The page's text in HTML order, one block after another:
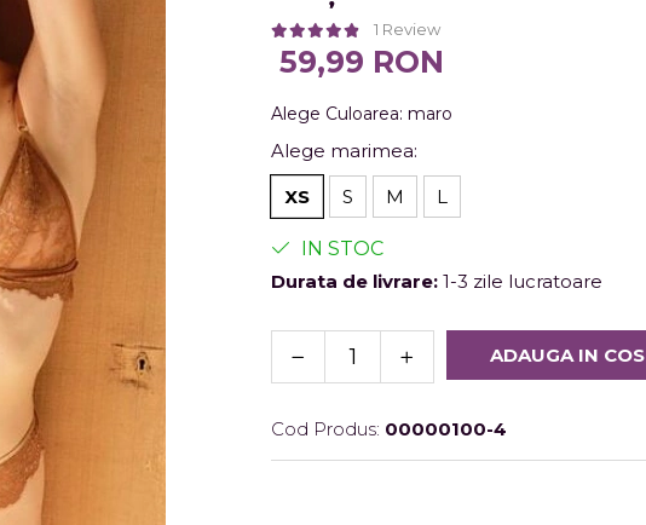
1 Review
59,99 RON
Alege Culoarea: maro
Alege marimea:
XS
S M L
IN STOC
Durata de livrare: 1-3 zile lucratoare
ADAUGA IN COS
Cod Produs: 00000100-4